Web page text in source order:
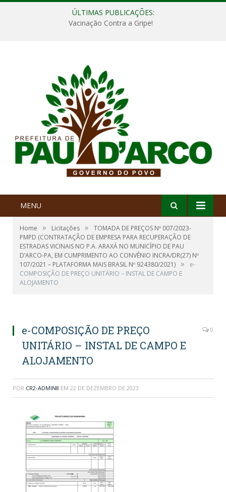
ÚLTIMAS PUBLICAÇÕES:
Vacinação Contra a Gripe!
MENU
Home » Licitações »
TOMADA DE PREÇOS Nº 007/2023-
PMPD (CONTRATAÇÃO DE EMPRESA PARA RECUPERAÇÃO DE
ESTRADAS VICINAIS NO P.A. ARAXÁ NO MUNICÍPIO DE PAU
D’ARCO-PA, EM CUMPRIMENTO AO CONVÊNIO INCRA/DR(27) Nº
107/2021 – PLATAFORMA MAIS BRASIL Nº 924380/2021) »
e-
COMPOSIÇÃO DE PREÇO UNITÁRIO – INSTAL DE CAMPO E
ALOJAMENTO
e-COMPOSIÇÃO DE PREÇO
UNITÁRIO – INSTAL DE CAMPO E
ALOJAMENTO
0
POR CR2-ADMIN8 EM 22 DE DEZEMBRO DE 2023